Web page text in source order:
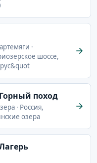
·
шоссе,
поход
· Россия,
озера